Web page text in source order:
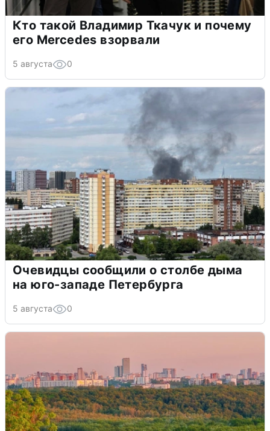
Кто такой Владимир Ткачук и почему
его Mercedes взорвали
5 августа 0
Очевидцы сообщили о столбе дыма
на юго-западе Петербурга
5 августа 0